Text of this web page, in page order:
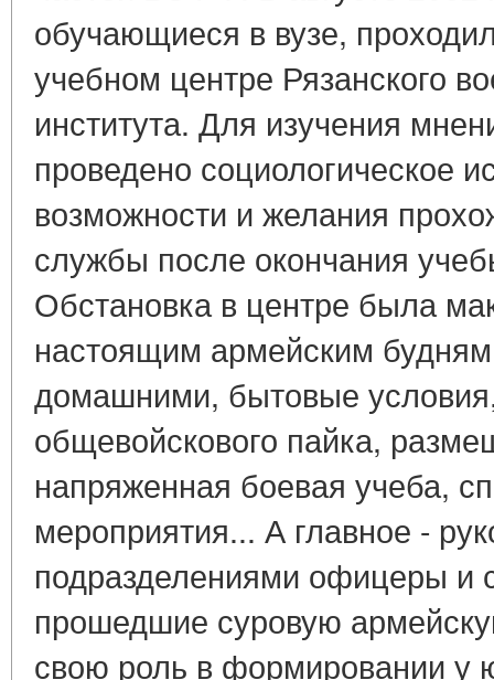
обучающиеся в вузе,
учебном центре Рязанского
института. Для изучения
проведено социологическое
возможности и желания
службы после окончания
Обстановка в центре была
настоящим армейским
домашними, бытовые
общевойскового пайка,
напряженная боевая учеба,
мероприятия... А главное -
подразделениями офицеры и
прошедшие суровую
свою роль в формировании у